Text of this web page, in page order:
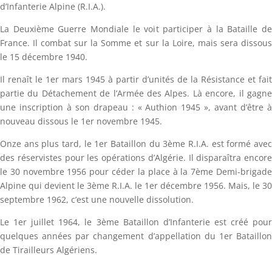
d’Infanterie Alpine (R.I.A.).
La Deuxième Guerre Mondiale le voit participer à la Bataille de
France. Il combat sur la Somme et sur la Loire, mais sera dissous
le 15 décembre 1940.
Il renaît le 1er mars 1945 à partir d’unités de la Résistance et fait
partie du Détachement de l’Armée des Alpes. Là encore, il gagne
une inscription à son drapeau : « Authion 1945 », avant d’être à
nouveau dissous le 1er novembre 1945.
Onze ans plus tard, le 1er Bataillon du 3ème R.I.A. est formé avec
des réservistes pour les opérations d’Algérie. Il disparaîtra encore
le 30 novembre 1956 pour céder la place à la 7ème Demi-brigade
Alpine qui devient le 3ème R.I.A. le 1er décembre 1956. Mais, le 30
septembre 1962, c’est une nouvelle dissolution.
Le 1er juillet 1964, le 3ème Bataillon d’Infanterie est créé pour
quelques années par changement d’appellation du 1er Bataillon
de Tirailleurs Algériens.